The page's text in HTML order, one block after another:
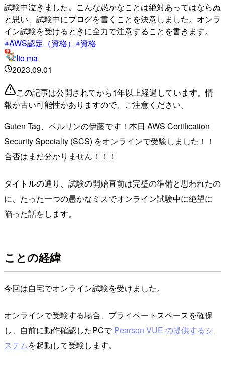
試験中泣きました。こんな愚かなことは絶対あってはならぬ
と思い、試験中にブログを書くことを決意しました。オンラ
イン試験を受けるときに全力で注意することを書きます。
AWS認定（資格）
資格
Ito ma
2023.09.01
この記事は公開されてから1年以上経過しています。情
報が古い可能性がありますので、ご注意ください。
Guten Tag、ベルリンの伊藤です！本日 AWS Certification
Security Specialty (SCS) をオンラインで受験しました！！
合否はまだ分かりません！！！
タイトルの通り、試験の開始直前は完璧の準備と思われたの
に、たった一つの愚かなミスでオンライン試験中に絶望に
陥った話をします。
ことの経緯
今回は自宅でオンライン試験を受けました。
オンラインで受験する場合、プライベートスペースを確保
し、自前に動作確認したPCでPearson VUE の提供するシ
ステムを起動して受験します。